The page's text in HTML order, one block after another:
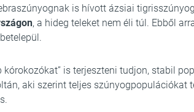
is hívott ázsiai
, a hideg teleket nem éli túl. Ebből
kórokozókat” is terjeszteni tudjon, stabil
aki szerint teljes szúnyogpopulációkat